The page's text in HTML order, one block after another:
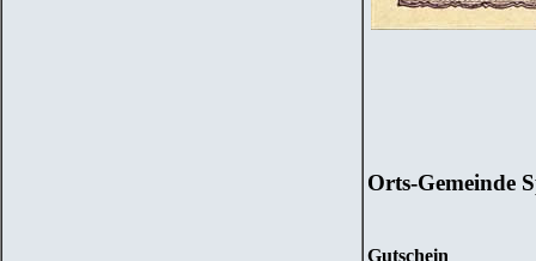
Orts-Gemeinde
Gutschein